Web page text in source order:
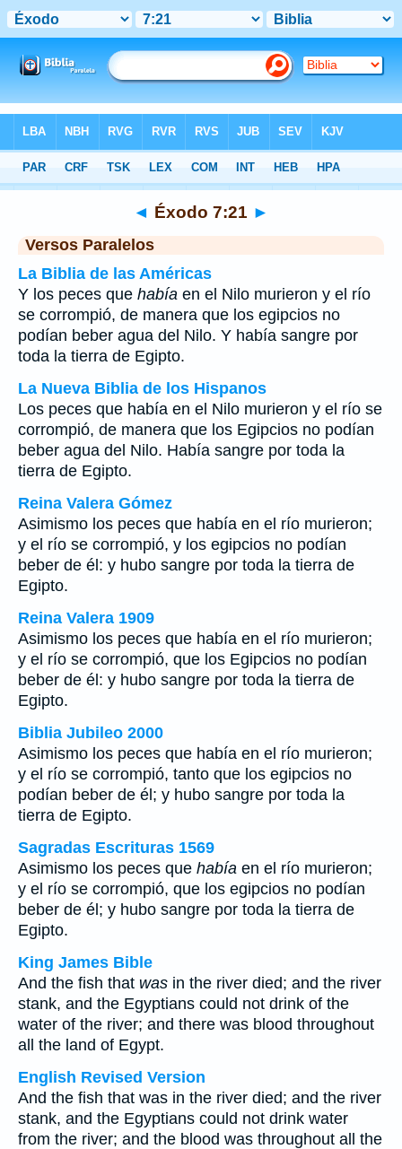
>Éxodo> Capítulo 7> Verso 21
◄ Éxodo 7:21 ►
Versos Paralelos
La Biblia de las Américas
Y los peces que había en el Nilo murieron y el río
se corrompió, de manera que los egipcios no
podían beber agua del Nilo. Y había sangre por
toda la tierra de Egipto.
La Nueva Biblia de los Hispanos
Los peces que había en el Nilo murieron y el río se
corrompió, de manera que los Egipcios no podían
beber agua del Nilo. Había sangre por toda la
tierra de Egipto.
Reina Valera Gómez
Asimismo los peces que había en el río murieron;
y el río se corrompió, y los egipcios no podían
beber de él: y hubo sangre por toda la tierra de
Egipto.
Reina Valera 1909
Asimismo los peces que había en el río murieron;
y el río se corrompió, que los Egipcios no podían
beber de él: y hubo sangre por toda la tierra de
Egipto.
Biblia Jubileo 2000
Asimismo los peces que había en el río murieron;
y el río se corrompió, tanto que los egipcios no
podían beber de él; y hubo sangre por toda la
tierra de Egipto.
Sagradas Escrituras 1569
Asimismo los peces que había en el río murieron;
y el río se corrompió, que los egipcios no podían
beber de él; y hubo sangre por toda la tierra de
Egipto.
King James Bible
And the fish that was in the river died; and the river
stank, and the Egyptians could not drink of the
water of the river; and there was blood throughout
all the land of Egypt.
English Revised Version
And the fish that was in the river died; and the river
stank, and the Egyptians could not drink water
from the river; and the blood was throughout all the